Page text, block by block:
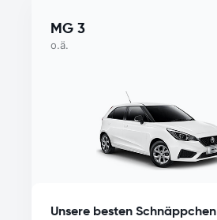
MG 3
o.ä.
Unsere besten Schnäppchen